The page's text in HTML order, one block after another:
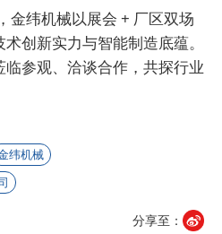
金纬机械以展会 + 厂区双场
创新实力与智能制造底蕴。
参观、洽谈合作，共探行业
纬机械
分享至：